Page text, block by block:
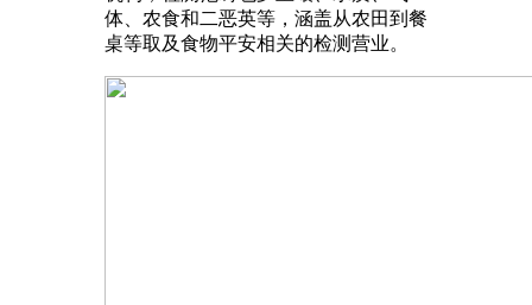
体、农食和二恶英等，涵盖从农田到餐
桌等取及食物平安相关的检测营业。